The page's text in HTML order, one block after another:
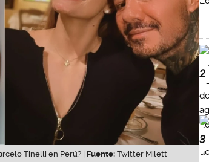
Tinelli en Perú? | Fuente: Twitter Milett
2
3